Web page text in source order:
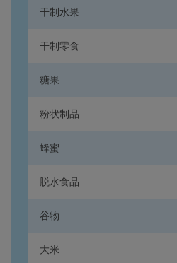
干制水果
干制零食
糖果
粉状制品
蜂蜜
脱水食品
谷物
大米